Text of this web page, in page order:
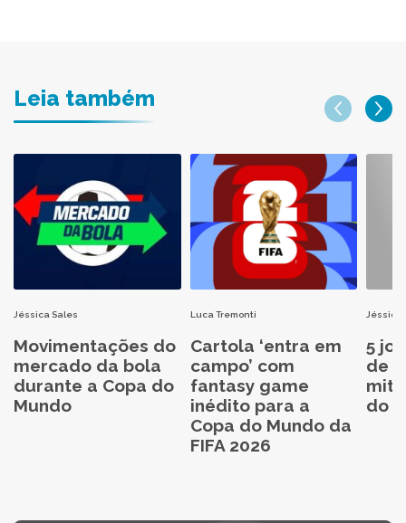
Leia também
Jéssica Sales
Movimentações do
mercado da bola
durante a Copa do
Mundo
Luca Tremonti
Cartola ‘entra em
campo’ com
fantasy game
inédito para a
Copa do Mundo da
FIFA 2026
Jéssica
5
de
do